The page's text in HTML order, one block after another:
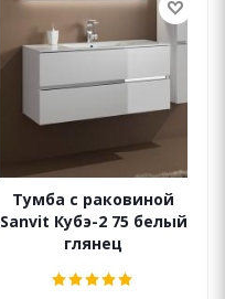
Тумба с раковиной
Sanvit Кубэ-2 75 белый
глянец